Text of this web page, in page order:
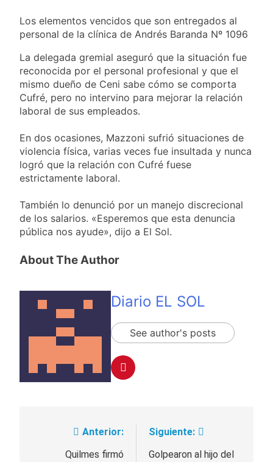
cercanas a 1°C
Propiedad Privada de
Milei
3 Días Atrás
Los elementos vencidos que son entregados al
personal de la clínica de Andrés Baranda Nº 1096
La delegada gremial aseguró que la situación fue
reconocida por el personal profesional y que el
mismo dueño de Ceni sabe cómo se comporta
Cufré, pero no intervino para mejorar la relación
laboral de sus empleados.
En dos ocasiones, Mazzoni sufrió situaciones de
violencia física, varias veces fue insultada y nunca
logró que la relación con Cufré fuese
estrictamente laboral.
También lo denunció por un manejo discrecional
de los salarios. «Esperemos que esta denuncia
pública nos ayude», dijo a El Sol.
About The Author
Diario EL SOL
See author's posts
Navegación
Anterior:
Quilmes firmó
Siguiente:
Golpearon al hijo del